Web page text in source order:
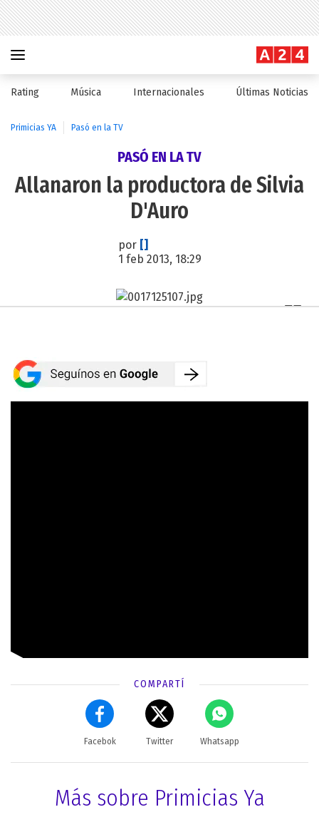
Rating Música Internacionales Últimas Noticias
Primicias YA Pasó en la TV
PASÓ EN LA TV
Allanaron la productora de Silvia
D'Auro
por []
1 feb 2013, 18:29
COMPARTÍ
Facebok Twitter Whatsapp
Más sobre Primicias Ya